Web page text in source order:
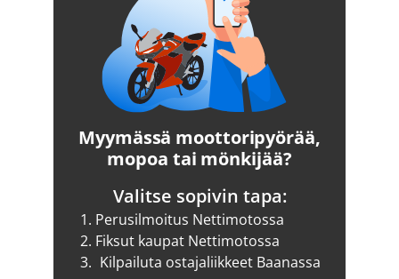
Myymässä moottoripyörää,
mopoa tai mönkijää?
Valitse sopivin tapa:
1. Perusilmoitus Nettimotossa
2. Fiksut kaupat Nettimotossa
3. Kilpailuta ostajaliikkeet Baanassa